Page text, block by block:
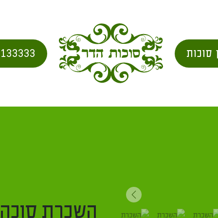
072-2133333